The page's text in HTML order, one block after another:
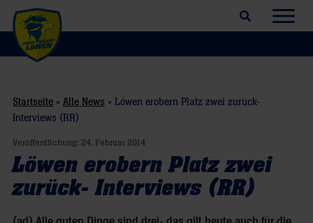
Suchfeld öffnen
Startseite » Alle News » Löwen erobern Platz zwei zurück-
Interviews (RR)
Veröffentlichung: 24. Februar 2014
Löwen erobern Platz zwei
zurück- Interviews (RR)